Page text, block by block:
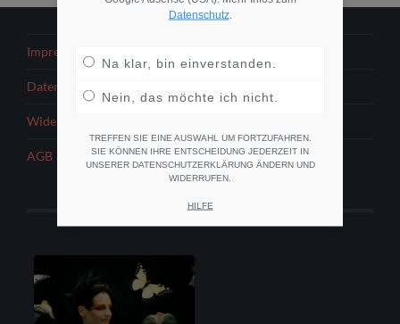
Impressum
Datenschutzerklärung
Widerrufsbelehrung
AGB
Datenschutz.
Na klar, bin einverstanden.
Nein, das möchte ich nicht.
TREFFEN SIE EINE AUSWAHL UM FORTZUFAHREN.
SIE KÖNNEN IHRE ENTSCHEIDUNG JEDERZEIT IN
UNSERER DATENSCHUTZERKLÄRUNG ÄNDERN UND
WIDERRUFEN.
HILFE